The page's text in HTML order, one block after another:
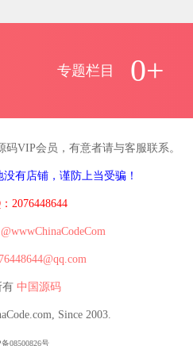
专题栏目 0+
VIP会员，有意者请与客服联系。
有店铺，谨防上当受骗！
2076448644
@wwwChinaCodeCom
有 中国源码
Since 2003.
08500826号